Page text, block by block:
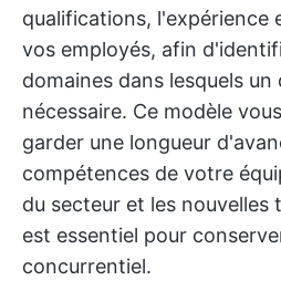
qualifications, l'expérience
vos employés, afin
domaines dans lesquels
nécessaire. Ce modèle
garder une longueur
compétences de votre
du secteur et les nouvelles
est essentiel pour
concurrentiel.